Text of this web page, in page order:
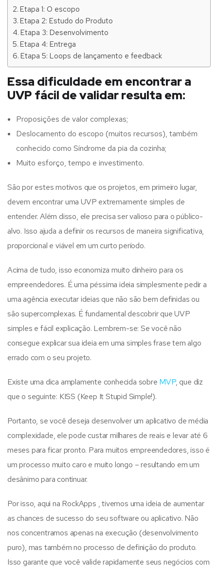
Etapa 1: O escopo
Etapa 2: Estudo do Produto
Etapa 3: Desenvolvimento
Etapa 4: Entrega
Etapa 5: Loops de lançamento e feedback
Essa dificuldade em encontrar a
UVP fácil de validar resulta em:
Proposições de valor complexas;
Deslocamento do escopo (muitos recursos), também
conhecido como Síndrome da pia da cozinha;
Muito esforço, tempo e investimento.
São por estes motivos que os projetos, em primeiro lugar,
devem encontrar uma UVP extremamente simples de
entender. Além disso, ele precisa ser valioso para o público-
alvo. Isso ajuda a definir os recursos de maneira significativa,
proporcional e viável em um curto período.
Acima de tudo, isso economiza muito dinheiro para os
empreendedores. É uma péssima ideia simplesmente pedir a
uma agência executar ideias que não são bem definidas ou
são supercomplexas. É fundamental descobrir que UVP
simples e fácil explicação. Lembrem-se: Se você não
consegue explicar sua ideia em uma simples frase tem algo
errado com o seu projeto.
Existe uma dica amplamente conhecida sobre MVP, que diz
que o seguinte: KISS (Keep It Stupid Simple!).
Portanto, se você deseja desenvolver um aplicativo de média
complexidade, ele pode custar milhares de reais e levar até 6
meses para ficar pronto. Para muitos empreendedores, isso é
um processo muito caro e muito longo – resultando em um
desânimo para continuar.
Por isso, aqui na RockApps , tivemos uma ideia de aumentar
as chances de sucesso do seu software ou aplicativo. Não
nos concentramos apenas na execução (desenvolvimento
puro), mas também no processo de definição do produto.
Isso garante que você valide rapidamente seus negócios com